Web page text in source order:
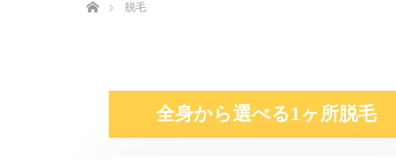
脱毛
全身から選べる1ヶ所脱毛